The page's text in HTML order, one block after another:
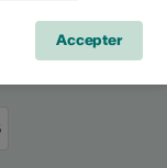
Accepter